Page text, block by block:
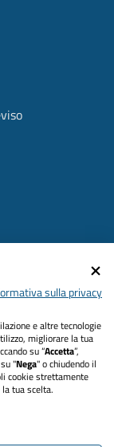
sulla privacy
e altre tecnologie
migliorare la tua
su “Accetta”,
"Nega" o chiudendo il
cookie strettamente
tua scelta.